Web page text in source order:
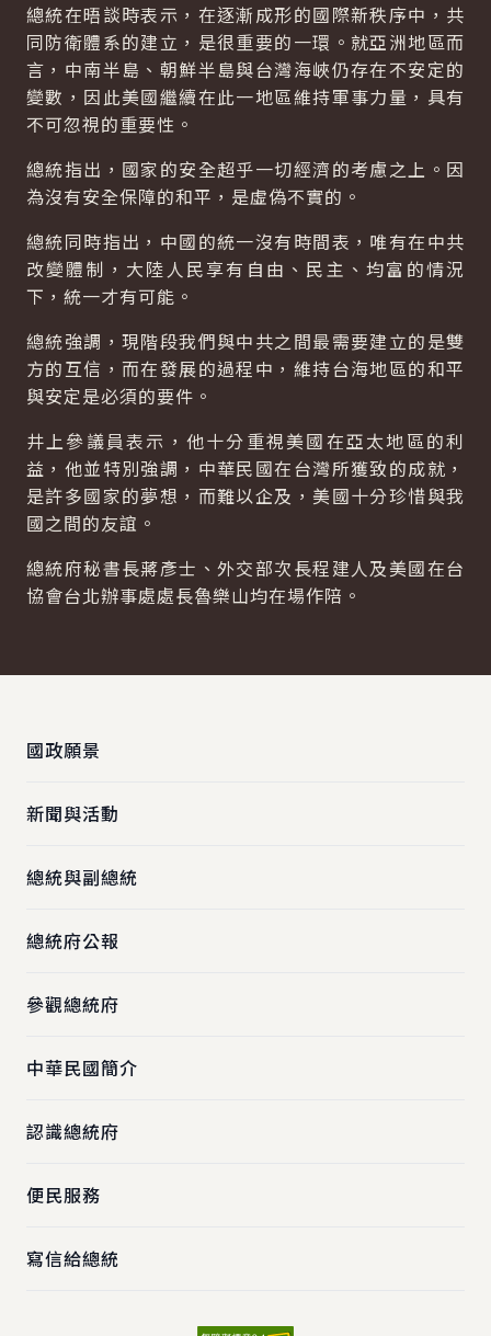
總統在晤談時表示，在逐漸成形的國際新秩序中，共
同防衛體系的建立，是很重要的一環。就亞洲地區而
言，中南半島、朝鮮半島與台灣海峽仍存在不安定的
變數，因此美國繼續在此一地區維持軍事力量，具有
不可忽視的重要性。
總統指出，國家的安全超乎一切經濟的考慮之上。因
為沒有安全保障的和平，是虛偽不實的。
總統同時指出，中國的統一沒有時間表，唯有在中共
改變體制，大陸人民享有自由、民主、均富的情況
下，統一才有可能。
總統強調，現階段我們與中共之間最需要建立的是雙
方的互信，而在發展的過程中，維持台海地區的和平
與安定是必須的要件。
井上參議員表示，他十分重視美國在亞太地區的利
益，他並特別強調，中華民國在台灣所獲致的成就，
是許多國家的夢想，而難以企及，美國十分珍惜與我
國之間的友誼。
總統府秘書長蔣彥士、外交部次長程建人及美國在台
協會台北辦事處處長魯樂山均在場作陪。
國政願景
新聞與活動
總統與副總統
總統府公報
參觀總統府
中華民國簡介
認識總統府
便民服務
寫信給總統